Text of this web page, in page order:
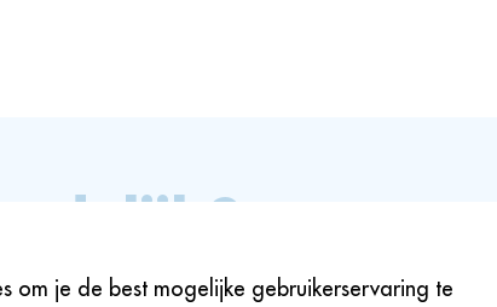
volledig biologisch
om je de best mogelijke gebruikerservaring te